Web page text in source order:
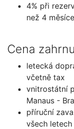
4% při
než 4
Cena
letecká
včetně tax
vnitrostátní
Manaus -
příruční
všech letech